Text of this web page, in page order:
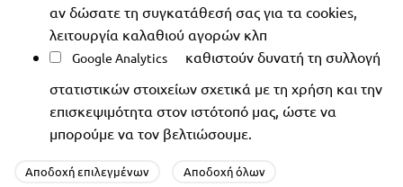
αν δώσατε τη συγκατάθεσή σας για τα cookies,
λειτουργία καλαθιού αγορών κλπ
Google Analytics
καθιστούν δυνατή τη συλλογή
στατιστικών στοιχείων σχετικά με τη χρήση και την
επισκεψιμότητα στον ιστότοπό μας, ώστε να
μπορούμε να τον βελτιώσουμε.
Αποδοχή επιλεγμένων Αποδοχή όλων